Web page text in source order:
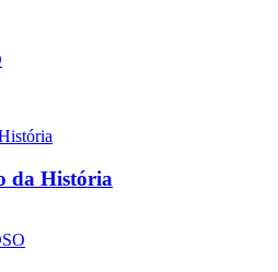
da História